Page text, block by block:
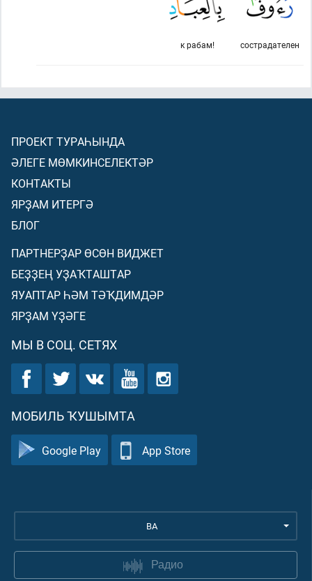
сострадателен
к рабам!
ПРОЕКТ ТУРАҺЫНДА
ӘЛЕГЕ МӨМКИНСЕЛЕКТӘР
КОНТАКТЫ
ЯРҘАМ ИТЕРГӘ
БЛОГ
ПАРТНЕРҘАР ӨСӨН ВИДЖЕТ
БЕҘҘЕҢ УҘАҠТАШТАР
ЯУАПТАР ҺӘМ ТӘҠДИМДӘР
ЯРҘАМ ҮҘӘГЕ
МЫ В СОЦ. СЕТЯХ
МОБИЛЬ ҠУШЫМТА
Google Play App Store
BA
Радио